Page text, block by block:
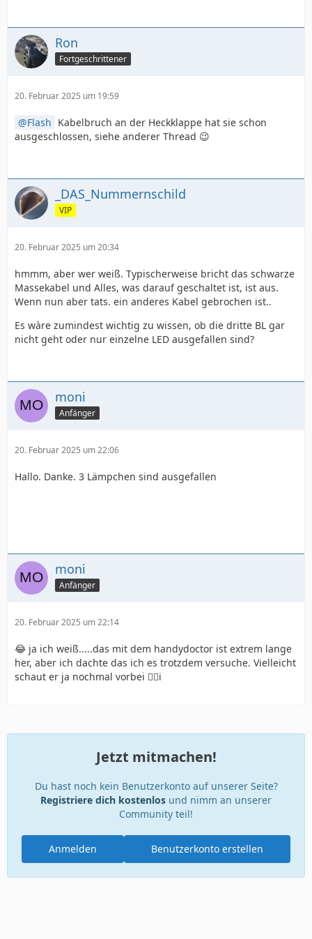
Ron
Fortgeschrittener
20. Februar 2025 um 19:59
Flash Kabelbruch an der Heckklappe hat sie schon
ausgeschlossen, siehe anderer Thread 😉
_DAS_Nummernschild
VIP
20. Februar 2025 um 20:34
hmmm, aber wer weiß. Typischerweise bricht das schwarze
Massekabel und Alles, was darauf geschaltet ist, ist aus.
Wenn nun aber tats. ein anderes Kabel gebrochen ist..
Es wàre zumindest wichtig zu wissen, ob die dritte BL gar
nicht geht oder nur einzelne LED ausgefallen sind?
moni
Anfänger
20. Februar 2025 um 22:06
Hallo. Danke. 3 Lämpchen sind ausgefallen
moni
Anfänger
20. Februar 2025 um 22:14
😂 ja ich weiß.....das mit dem handydoctor ist extrem lange
her, aber ich dachte das ich es trotzdem versuche. Vielleicht
schaut er ja nochmal vorbei 🤷‍♀️i
Jetzt mitmachen!
Du hast noch kein Benutzerkonto auf unserer Seite?
Registriere dich kostenlos und nimm an unserer
Community teil!
Benutzerkonto erstellen
Anmelden